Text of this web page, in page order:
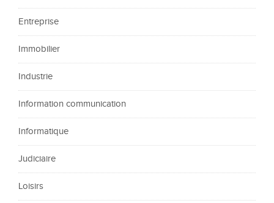
Entreprise
Immobilier
Industrie
Information communication
Informatique
Judiciaire
Loisirs